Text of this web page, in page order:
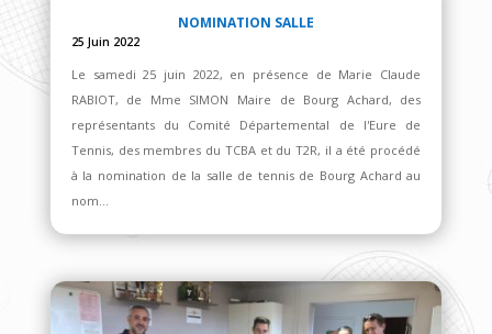
NOMINATION SALLE
25 Juin 2022
Le samedi 25 juin 2022, en présence de Marie Claude
RABIOT, de Mme SIMON Maire de Bourg Achard, des
représentants du Comité Départemental de l'Eure de
Tennis, des membres du TCBA et du T2R, il a été procédé
à la nomination de la salle de tennis de Bourg Achard au
nom...